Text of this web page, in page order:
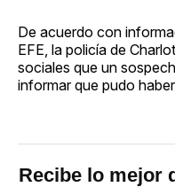
De acuerdo con
EFE, la policía de
sociales que un
informar que pudo
Recibe lo mejor